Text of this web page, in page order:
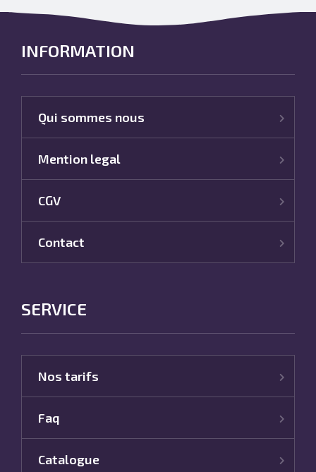
INFORMATION
Qui sommes nous
Mention legal
CGV
Contact
SERVICE
Nos tarifs
Faq
Catalogue